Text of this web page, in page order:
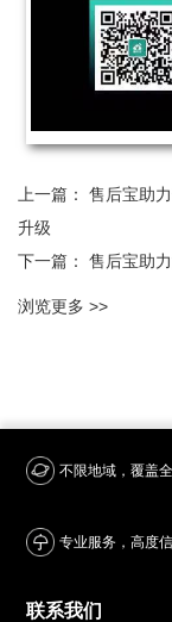
上一篇： 售后宝助
升级
下一篇： 售后宝助
浏览更多 >>
不限地域，覆盖
专业服务，高度
联系我们